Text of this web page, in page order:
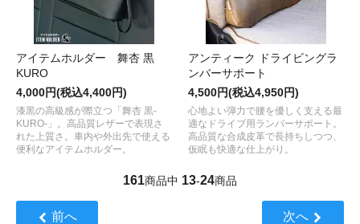
アイテムホルダー 舞杏 黒
KURO
4,000円(税込4,400円)
漆黒の高級感が際立つ「舞杏 黒-
KURO-」。高品質レザーで表現さ
れた上質さ。車内や外出先で使える
便利なアイテムホルダー。
アンティーク ドライビングラ
ンバーサポート
4,500円(税込4,950円)
心地よい弾力で腰を優しく支える最
適なドライブ用ランバーサポート。
高品質な合成皮革で長持ちしつつ、
仮眠も快適な仕上がり。
161商品中 13-24商品
前へ 次へ